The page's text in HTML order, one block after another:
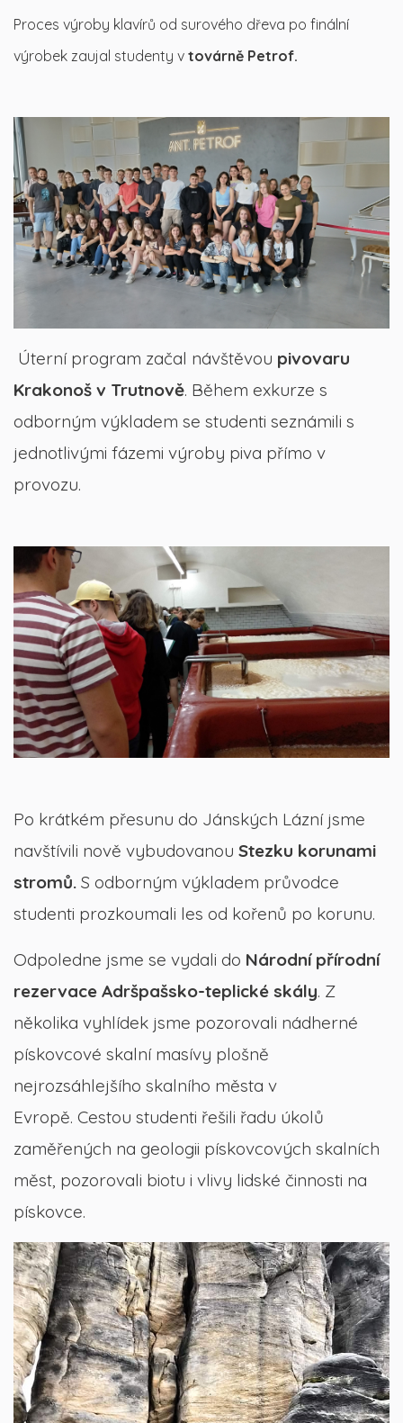
Proces výroby klavírů od surového dřeva po finální
výrobek zaujal studenty v továrně Petrof.
Úterní program začal návštěvou pivovaru
Krakonoš v Trutnově. Během exkurze s
odborným výkladem se studenti seznámili s
jednotlivými fázemi výroby piva přímo v
provozu.
Po krátkém přesunu do Jánských Lázní jsme
navštívili nově vybudovanou Stezku korunami
stromů. S odborným výkladem průvodce
studenti prozkoumali les od kořenů po korunu.
Odpoledne jsme se vydali do Národní přírodní
rezervace Adršpašsko-teplické skály. Z
několika vyhlídek jsme pozorovali nádherné
pískovcové skalní masívy plošně
nejrozsáhlejšího skalního města v
Evropě. Cestou studenti řešili řadu úkolů
zaměřených na geologii pískovcových skalních
měst, pozorovali biotu i vlivy lidské činnosti na
pískovce.